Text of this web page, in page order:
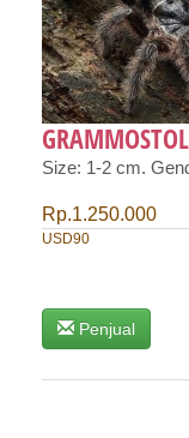
Size: 1-2 cm.
Rp.1.250.000
USD90
Penjual